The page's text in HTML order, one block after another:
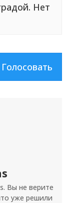
Нет
Голосовать
Вы не верите
уже решили